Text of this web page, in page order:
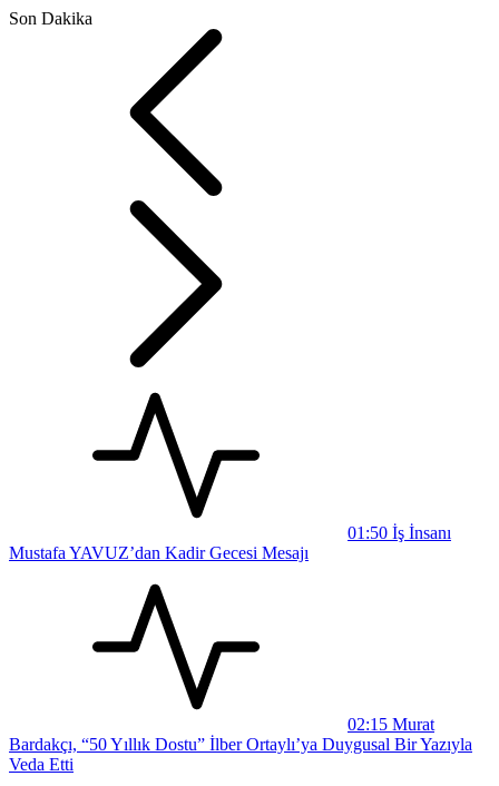
Son Dakika
01:50 İş İnsanı
Mustafa YAVUZ’dan Kadir Gecesi Mesajı
02:15 Murat
Bardakçı, “50 Yıllık Dostu” İlber Ortaylı’ya Duygusal Bir Yazıyla
Veda Etti